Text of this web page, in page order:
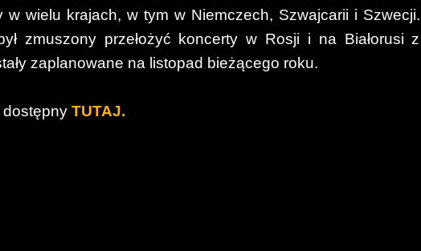
w wielu krajach, w tym w Niemczech, Szwajcarii i Szwecji.
zmuszony przełożyć koncerty w Rosji i na Białorusi z
zaplanowane na listopad bieżącego roku.
dostępny TUTAJ.